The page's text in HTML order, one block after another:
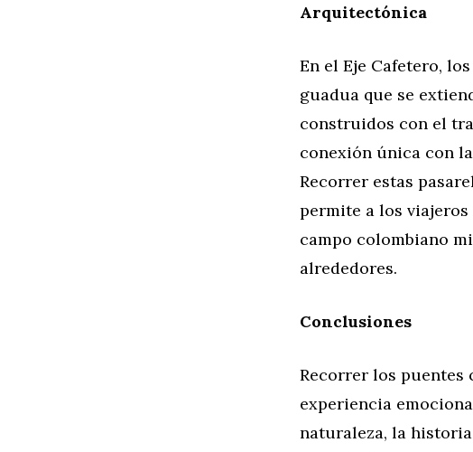
Arquitectónica
En el Eje Cafetero,
guadua que se
construidos con el
conexión única con
Recorrer estas
permite a los
campo colombiano
alrededores.
Conclusiones
Recorrer los puentes
experiencia
naturaleza, la